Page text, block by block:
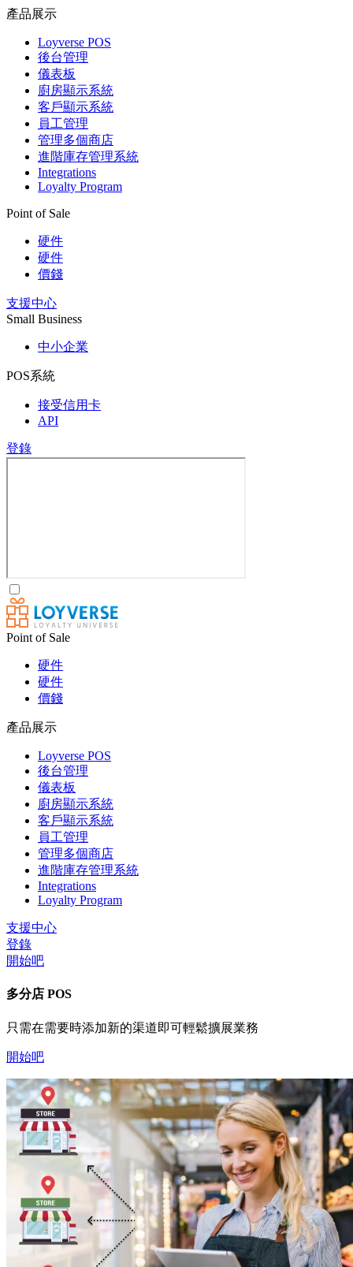
產品展示
Loyverse POS
後台管理
儀表板
廚房顯示系統
客戶顯示系統
員工管理
管理多個商店
進階庫存管理系統
Integrations
Loyalty Program
Point of Sale
硬件
硬件
價錢
支援中心
Small Business
中小企業
POS系統
接受信用卡
API
登錄
Point of Sale
硬件
硬件
價錢
產品展示
Loyverse POS
後台管理
儀表板
廚房顯示系統
客戶顯示系統
員工管理
管理多個商店
進階庫存管理系統
Integrations
Loyalty Program
支援中心
登錄
開始吧
多分店 POS
只需在需要時添加新的渠道即可輕鬆擴展業務
開始吧